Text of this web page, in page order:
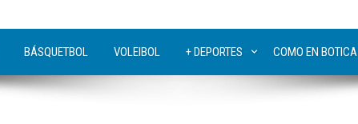
BÁSQUETBOL VOLEIBOL + DEPORTES COMO EN BOTICA